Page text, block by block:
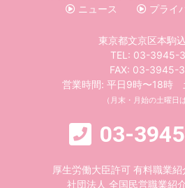
ニュース
プライ
東京都文京区本駒
TEL: 03-3945-
FAX: 03-3945-
営業時間: 平日9時〜18時
（月末・月始の土曜日
03-
厚生労働大臣許可 有料職業
社団法人 全国民営職業紹